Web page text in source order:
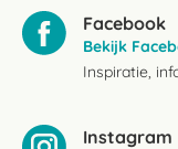
Facebook
Bekijk
Inspiratie,
Instagram